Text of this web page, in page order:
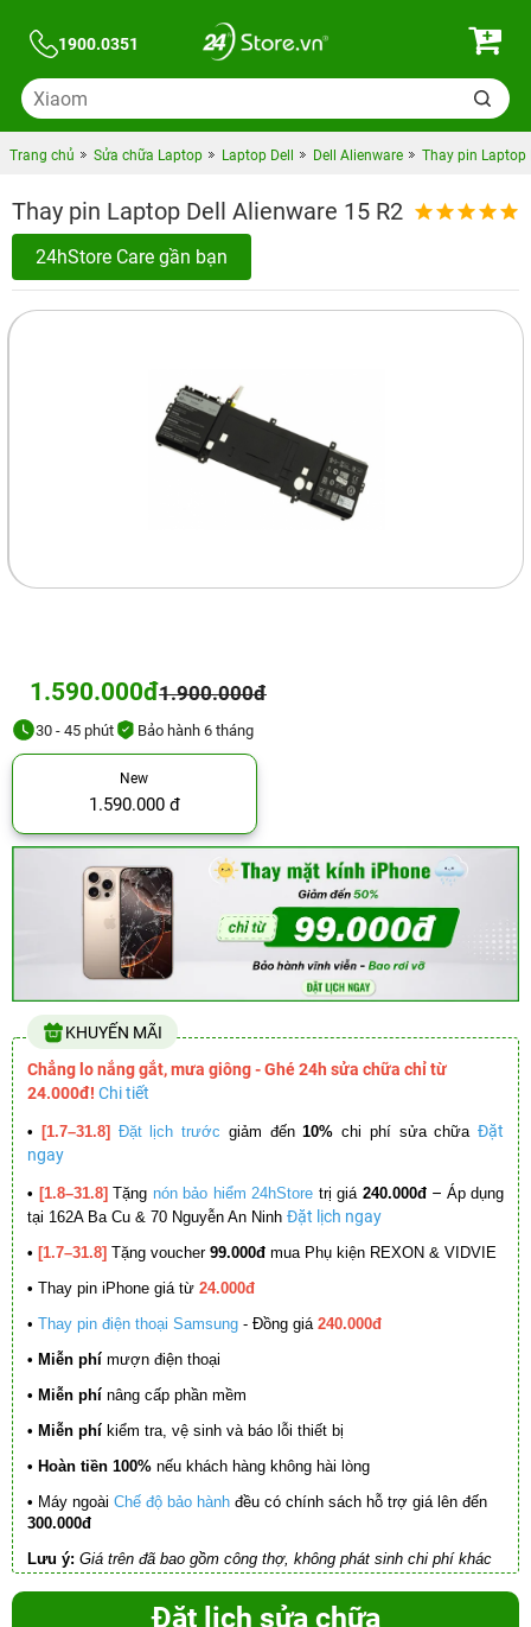
1900.0351
Trang chủ Sửa chữa Laptop Laptop Dell Dell Alienware Thay pin Laptop
Thay pin Laptop Dell Alienware 15 R2
24hStore Care gần bạn
1.590.000đ1.900.000đ
30 - 45 phút Bảo hành 6 tháng
New
1.590.000 đ
KHUYẾN MÃI
Chẳng lo nắng gắt, mưa giông - Ghé 24h sửa chữa chỉ từ
24.000đ! Chi tiết
• [1.7–31.8] Đặt lịch trước giảm đến10% chi phí sửa chữa Đặt
ngay
• [1.8–31.8] Tặng nón bảo hiểm 24hStore trị giá 240.000đ – Áp dụng
tại 162A Ba Cu & 70 Nguyễn An Ninh Đặt lịch ngay
• [1.7–31.8] Tặng voucher 99.000đ mua Phụ kiện REXON & VIDVIE
• Thay pin iPhone giá từ 24.000đ
• Thay pin điện thoại Samsung - Đồng giá 240.000đ
• Miễn phí mượn điện thoại
• Miễn phí nâng cấp phần mềm
• Miễn phí kiểm tra, vệ sinh và báo lỗi thiết bị
• Hoàn tiền 100% nếu khách hàng không hài lòng
• Máy ngoài Chế độ bảo hành đều có chính sách hỗ trợ giá lên đến
300.000đ
Lưu ý: Giá trên đã bao gồm công thợ, không phát sinh chi phí khác
Đặt lịch sửa chữa